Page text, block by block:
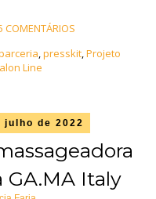
COMENTÁRIOS
,presskit,Projeto
Line
de 2022
GA.MA Italy